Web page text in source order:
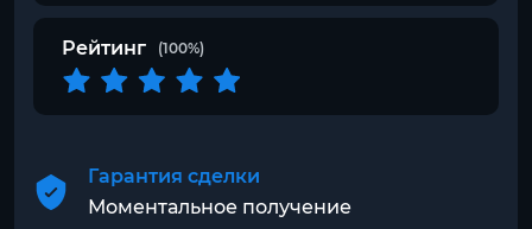
Рейтинг (100%)
Гарантия сделки
Моментальное получение